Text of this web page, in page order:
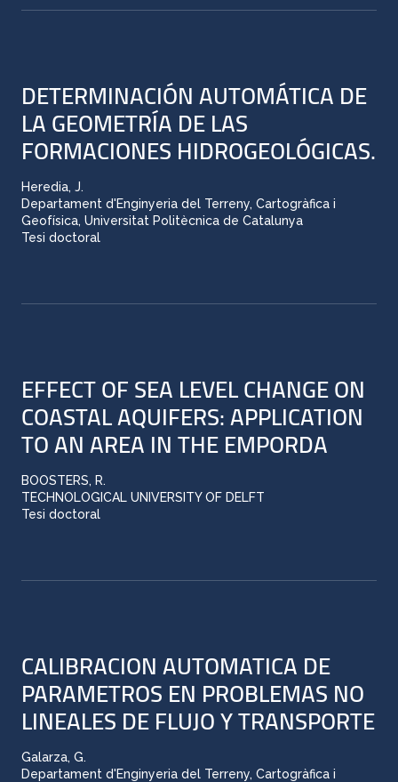
DETERMINACIÓN AUTOMÁTICA DE
LA GEOMETRÍA DE LAS
FORMACIONES HIDROGEOLÓGICAS.
Heredia, J.
Departament d'Enginyeria del Terreny, Cartogràfica i
Geofísica, Universitat Politècnica de Catalunya
Tesi doctoral
EFFECT OF SEA LEVEL CHANGE ON
COASTAL AQUIFERS: APPLICATION
TO AN AREA IN THE EMPORDA
BOOSTERS, R.
TECHNOLOGICAL UNIVERSITY OF DELFT
Tesi doctoral
CALIBRACION AUTOMATICA DE
PARAMETROS EN PROBLEMAS NO
LINEALES DE FLUJO Y TRANSPORTE
Galarza, G.
Departament d'Enginyeria del Terreny, Cartogràfica i